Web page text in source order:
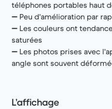
téléphones portables haut
➖ Peu d'amélioration par
➖ Les couleurs ont
saturées
➖ Les photos prises avec
angle sont souvent
L’affichage